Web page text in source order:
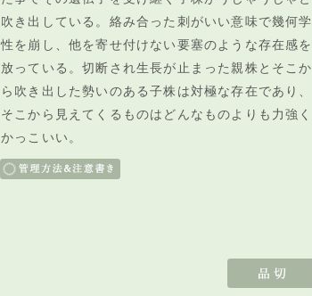
吹き出している。絡み合った刺がいい意味で幾何学
性を崩し、他を寄せ付けない要塞のような存在感を
放っている。切断され生長が止まった親株とそこか
ら吹き出した勢いのある子株は対極な存在であり、
そこから見えてくるものはどんなものよりも力強く
かっこいい。